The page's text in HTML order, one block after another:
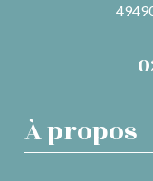
À propos